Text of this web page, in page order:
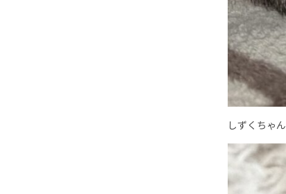
しずくちゃ